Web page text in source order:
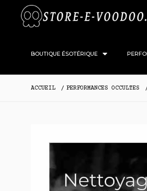
BOUTIQUE ÉSOTÉRIQUE
ACCUEIL PERFORMANCES OCCULTES